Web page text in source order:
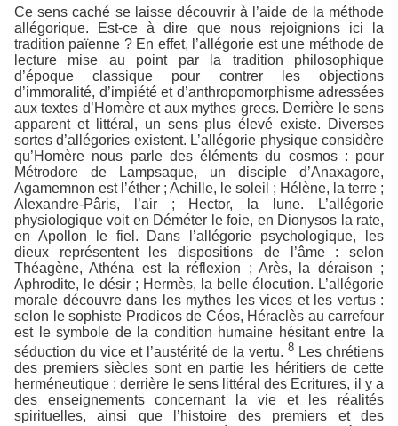
Ce sens caché se laisse découvrir à l’aide de la méthode
allégorique. Est-ce à dire que nous rejoignions ici la
tradition païenne ? En effet, l’allégorie est une méthode de
lecture mise au point par la tradition philosophique
d’époque classique pour contrer les objections
d’immoralité, d’impiété et d’anthropomorphisme adressées
aux textes d’Homère et aux mythes grecs. Derrière le sens
apparent et littéral, un sens plus élevé existe. Diverses
sortes d’allégories existent. L’allégorie physique considère
qu’Homère nous parle des éléments du cosmos : pour
Métrodore de Lampsaque, un disciple d’Anaxagore,
Agamemnon est l’éther ; Achille, le soleil ; Hélène, la terre ;
Alexandre-Pâris, l’air ; Hector, la lune. L’allégorie
physiologique voit en Déméter le foie, en Dionysos la rate,
en Apollon le fiel. Dans l’allégorie psychologique, les
dieux représentent les dispositions de l’âme : selon
Théagène, Athéna est la réflexion ; Arès, la déraison ;
Aphrodite, le désir ; Hermès, la belle élocution. L’allégorie
morale découvre dans les mythes les vices et les vertus :
selon le sophiste Prodicos de Céos, Héraclès au carrefour
est le symbole de la condition humaine hésitant entre la
séduction du vice et l’austérité de la vertu. 8 Les chrétiens
des premiers siècles sont en partie les héritiers de cette
herméneutique : derrière le sens littéral des Ecritures, il y a
des enseignements concernant la vie et les réalités
spirituelles, ainsi que l’histoire des premiers et des